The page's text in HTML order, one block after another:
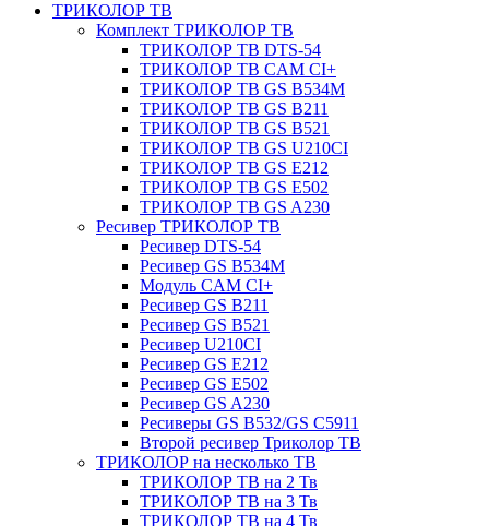
ТРИКОЛОР ТВ
Комплект ТРИКОЛОР ТВ
ТРИКОЛОР ТВ DTS-54
ТРИКОЛОР ТВ CAM CI+
ТРИКОЛОР ТВ GS B534M
ТРИКОЛОР ТВ GS B211
ТРИКОЛОР ТВ GS B521
ТРИКОЛОР ТВ GS U210CI
ТРИКОЛОР ТВ GS E212
ТРИКОЛОР ТВ GS E502
ТРИКОЛОР ТВ GS A230
Ресивер ТРИКОЛОР ТВ
Ресивер DTS-54
Ресивер GS B534M
Модуль CAM CI+
Ресивер GS B211
Ресивер GS B521
Ресивер U210CI
Ресивер GS E212
Ресивер GS E502
Ресивер GS A230
Ресиверы GS B532/GS C5911
Второй ресивер Триколор ТВ
ТРИКОЛОР на несколько ТВ
ТРИКОЛОР ТВ на 2 Тв
ТРИКОЛОР ТВ на 3 Тв
ТРИКОЛОР ТВ на 4 Тв